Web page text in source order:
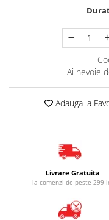
Ai nevoie
Adauga la
Livrare Gratuita
la comenzi de peste 299